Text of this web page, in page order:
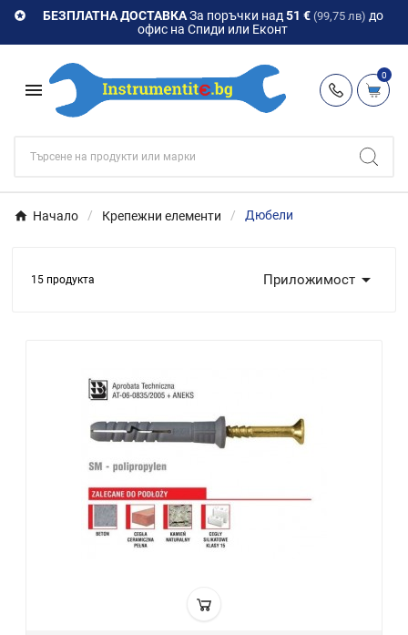
 БЕЗПЛАТНА ДОСТАВКАЗа поръчки над 51 € (99,75 лв) до
офис на Спиди или Еконт

0
Начало Крепежни елементи Дюбели
15 продукта Приложимост 